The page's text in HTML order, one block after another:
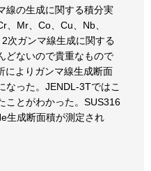
線の生成に関する積分実
、Mr、Co、Cu、Nb、
次ガンマ線生成に関する
どないので貴重なもので
によりガンマ線生成断面
なった。JENDL-3Tではこ
ことがわかった。SUS316
生成断面積が測定され